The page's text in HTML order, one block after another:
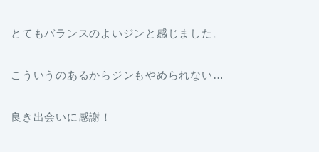
とてもバランスのよいジンと感じました。
こういうのあるからジンもやめられない…
良き出会いに感謝！